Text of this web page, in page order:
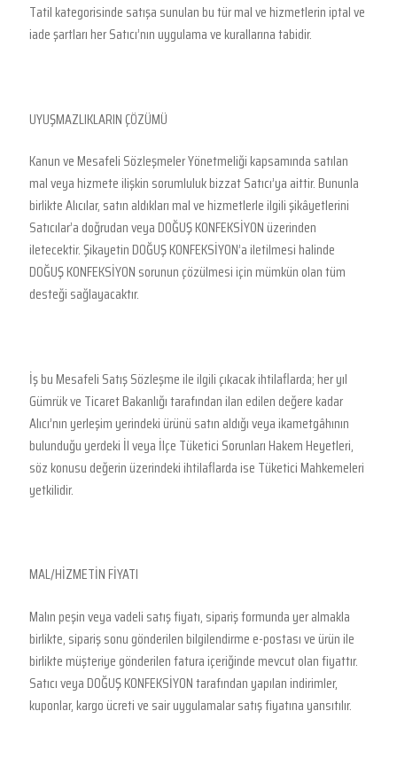
Tatil kategorisinde satışa sunulan bu tür mal ve hizmetlerin iptal ve
iade şartları her Satıcı’nın uygulama ve kurallarına tabidir.
UYUŞMAZLIKLARIN ÇÖZÜMÜ
Kanun ve Mesafeli Sözleşmeler Yönetmeliği kapsamında satılan
mal veya hizmete ilişkin sorumluluk bizzat Satıcı’ya aittir. Bununla
birlikte Alıcılar, satın aldıkları mal ve hizmetlerle ilgili şikâyetlerini
Satıcılar’a doğrudan veya DOĞUŞ KONFEKSİYON üzerinden
iletecektir. Şikayetin DOĞUŞ KONFEKSİYON’a iletilmesi halinde
DOĞUŞ KONFEKSİYON sorunun çözülmesi için mümkün olan tüm
desteği sağlayacaktır.
İş bu Mesafeli Satış Sözleşme ile ilgili çıkacak ihtilaflarda; her yıl
Gümrük ve Ticaret Bakanlığı tarafından ilan edilen değere kadar
Alıcı’nın yerleşim yerindeki ürünü satın aldığı veya ikametgâhının
bulunduğu yerdeki İl veya İlçe Tüketici Sorunları Hakem Heyetleri,
söz konusu değerin üzerindeki ihtilaflarda ise Tüketici Mahkemeleri
yetkilidir.
MAL/HİZMETİN FİYATI
Malın peşin veya vadeli satış fiyatı, sipariş formunda yer almakla
birlikte, sipariş sonu gönderilen bilgilendirme e-postası ve ürün ile
birlikte müşteriye gönderilen fatura içeriğinde mevcut olan fiyattır.
Satıcı veya DOĞUŞ KONFEKSİYON tarafından yapılan indirimler,
kuponlar, kargo ücreti ve sair uygulamalar satış fiyatına yansıtılır.